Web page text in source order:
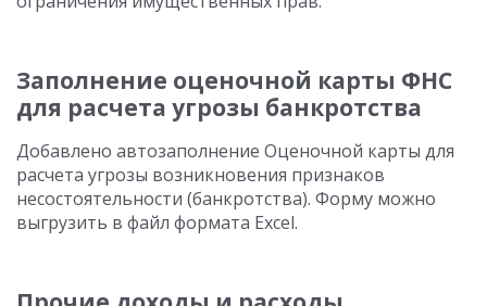
Заполнение оценочной карты ФНС
для расчета угрозы банкротства
Добавлено автозаполнение Оценочной карты для
расчета угрозы возникновения признаков
несостоятельности (банкротства). Форму можно
выгрузить в файл формата Excel.